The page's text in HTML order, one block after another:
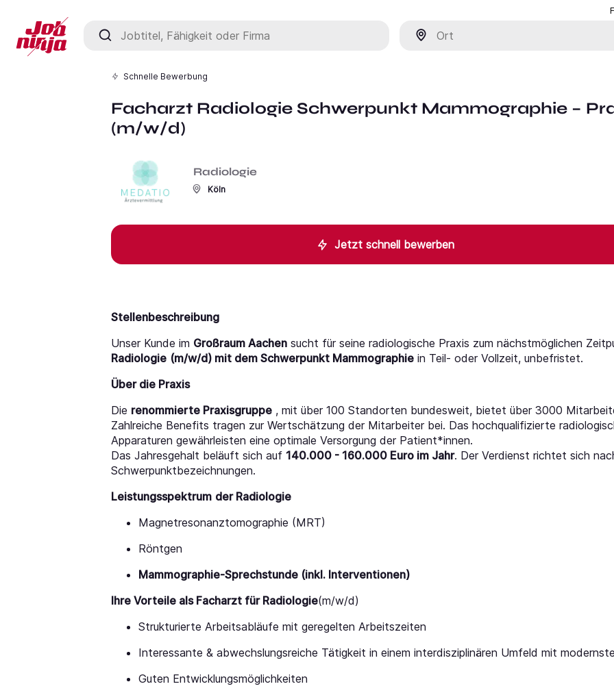
Jobtitel, Fähigkeit oder Firma
Schnelle Bewerbung
Facharzt Radiologie Schwerpunkt Mammographie –
(m/w/d)
Radiologie
Köln
Jetzt schnell bewerben
Stellenbeschreibung
Unser Kunde im Großraum Aachen sucht für seine radiologische Praxis zum nächstmöglichen
Radiologie (m/w/d) mit dem Schwerpunkt Mammographie in Teil- oder Vollzeit, unbefristet.
Über die Praxis
Die renommierte Praxisgruppe , mit über 100 Standorten bundesweit, bietet über 3000
Zahlreiche Benefits tragen zur Wertschätzung der Mitarbeiter bei. Das hochqualifizierte
Apparaturen gewährleisten eine optimale Versorgung der Patient*innen.
Das Jahresgehalt beläuft sich auf 140.000 - 160.000 Euro im Jahr. Der Verdienst richtet sich
Schwerpunktbezeichnungen.
Leistungsspektrum der Radiologie
Magnetresonanztomographie (MRT)
Röntgen
Mammographie-Sprechstunde (inkl. Interventionen)
Ihre Vorteile als Facharzt für Radiologie(m/w/d)
Strukturierte Arbeitsabläufe mit geregelten Arbeitszeiten
Interessante & abwechslungsreiche Tätigkeit in einem interdisziplinären Umfeld mit
Guten Entwicklungsmöglichkeiten